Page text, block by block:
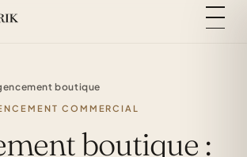
boutique
COMMERCIAL
boutique :